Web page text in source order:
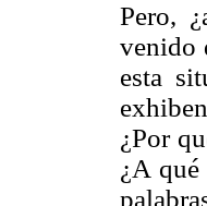
Pero,
venido
esta
¿Por
¿A